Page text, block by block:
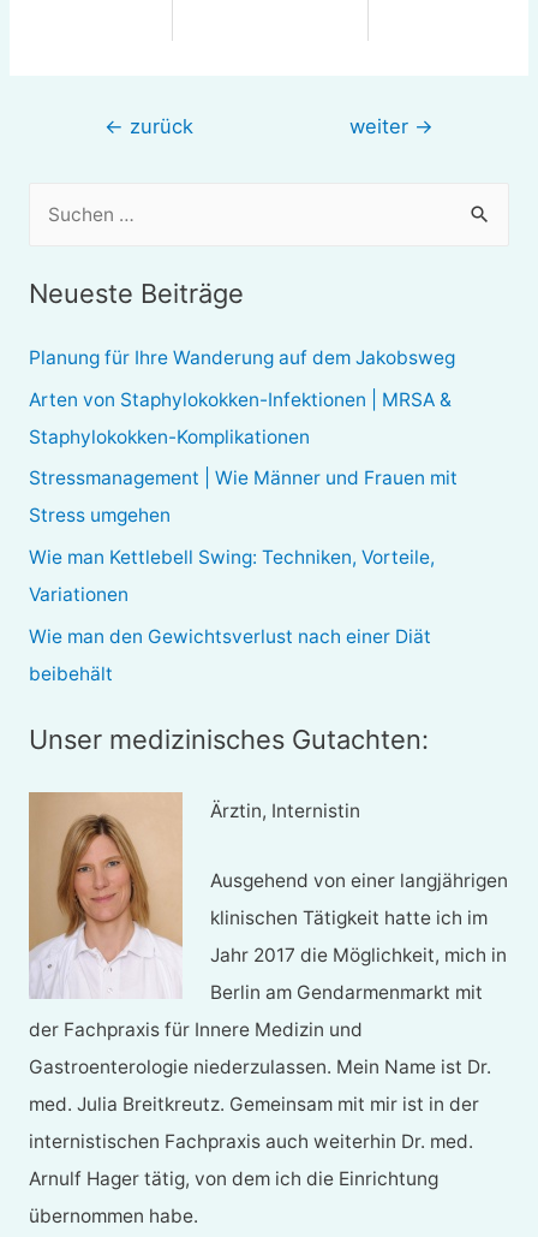
Beitragsnavigation
← zurück weiter →
e
Neueste Beiträge
Planung für Ihre Wanderung auf dem Jakobsweg
Arten von Staphylokokken-Infektionen | MRSA &
Staphylokokken-Komplikationen
Stressmanagement | Wie Männer und Frauen mit
Stress umgehen
Wie man Kettlebell Swing: Techniken, Vorteile,
Variationen
Wie man den Gewichtsverlust nach einer Diät
beibehält
Unser medizinisches Gutachten:
Ärztin, Internistin
Ausgehend von einer langjährigen
klinischen Tätigkeit hatte ich im
Jahr 2017 die Möglichkeit, mich in
Berlin am Gendarmenmarkt mit
der Fachpraxis für Innere Medizin und
Gastroenterologie niederzulassen. Mein Name ist Dr.
med. Julia Breitkreutz. Gemeinsam mit mir ist in der
internistischen Fachpraxis auch weiterhin Dr. med.
Arnulf Hager tätig, von dem ich die Einrichtung
übernommen habe.